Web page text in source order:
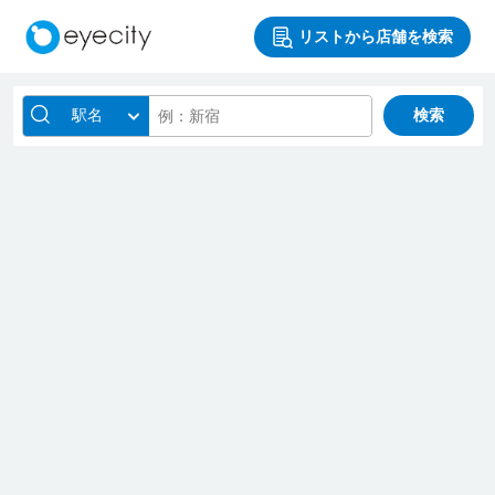
リストから店舗を検索
駅名 検索